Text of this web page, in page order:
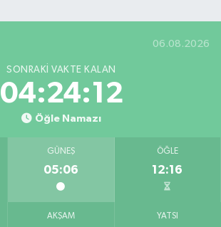
06.08.2026
SONRAKI VAKTE KALAN
04:24:10
Öğle Namazı
GÜNEŞ
05:06
ÖĞLE
12:16
AKŞAM YATSI